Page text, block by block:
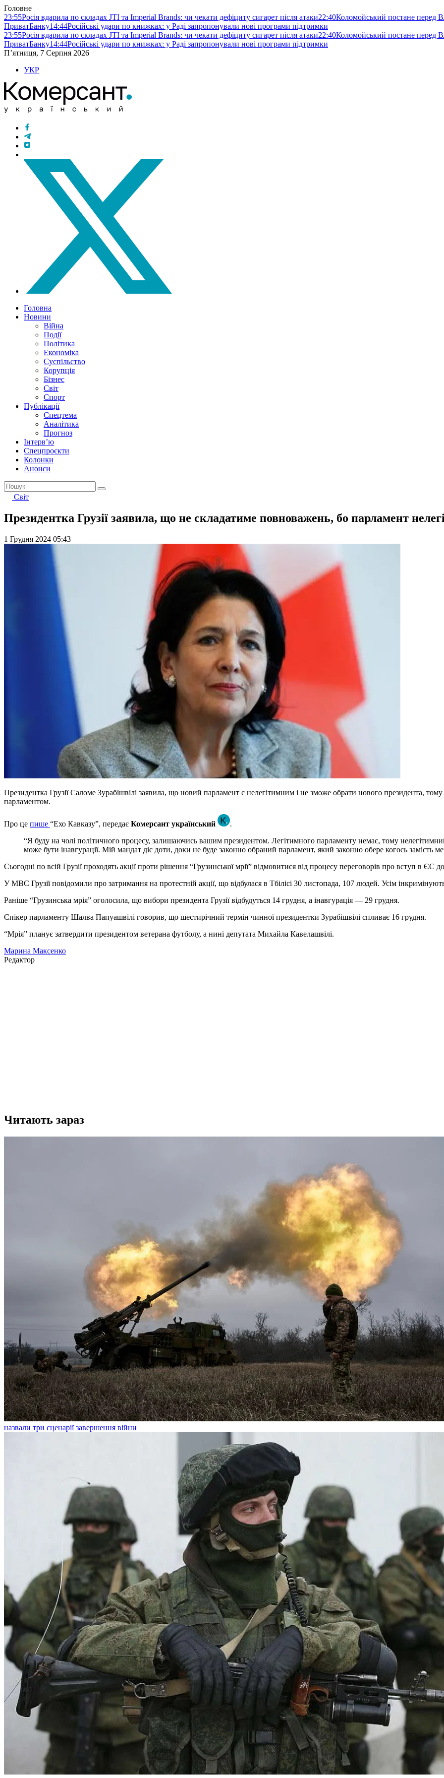
Головне
23:55Росія вдарила по складах JTI та Imperial Brands: чи чекати дефіциту сигарет після атаки22:40Коломойський постане перед
ПриватБанку14:44Російські удари по книжках: у Раді запропонували нові програми підтримки
23:55Росія вдарила по складах JTI та Imperial Brands: чи чекати дефіциту сигарет після атаки22:40Коломойський постане перед
ПриватБанку14:44Російські удари по книжках: у Раді запропонували нові програми підтримки
П’ятниця, 7 Серпня 2026
УКР
Головна
Новини
Війна
Події
Політика
Економіка
Суспільство
Корупція
Бізнес
Світ
Спорт
Публікації
Спецтема
Аналітика
Прогноз
Інтерв’ю
Спецпроєкти
Колонки
Анонси
Світ
Президентка Грузії заявила, що не складатиме повноважень, бо парламент
1 Грудня 2024 05:43
Президентка Грузії Саломе Зурабішвілі заявила, що новий парламент є нелегітимним і не зможе обрати нового президента,
парламентом.
Про це пише “Ехо Кавказу”, передає Комерсант український
.
“Я буду на чолі політичного процесу, залишаючись вашим президентом. Легітимного парламенту немає, тому
може бути інавгурації. Мій мандат діє доти, доки не буде законно обраний парламент, який законно обере когось замість
Сьогодні по всій Грузії проходять акції проти рішення “Грузинської мрії” відмовитися від процесу переговорів про вступ в ЄС
У МВС Грузії повідомили про затримання на протестній акції, що відбулася в Тбілісі 30 листопада, 107 людей. Усім
Раніше “Грузинська мрія” оголосила, що вибори президента Грузії відбудуться 14 грудня, а інавгурація — 29 грудня.
Спікер парламенту Шалва Папуашвілі говорив, що шестирічний термін чинної президентки Зурабішвілі спливає 16 грудня.
“Мрія” планує затвердити президентом ветерана футболу, а нині депутата Михайла Кавелашвілі.
Марина Максенко
Редактор
Читають зараз
назвали три сценарії завершення війни